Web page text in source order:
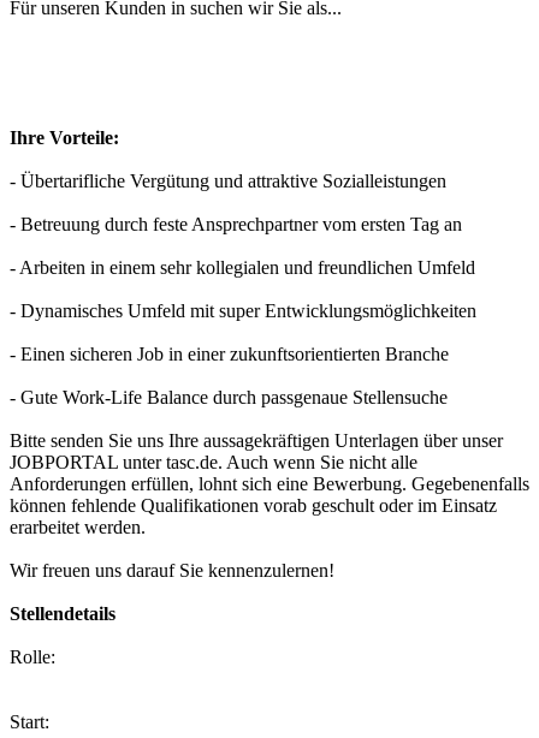
Für unseren Kunden in suchen wir Sie als...
Ihre Vorteile:
- Übertarifliche Vergütung und attraktive Sozialleistungen
- Betreuung durch feste Ansprechpartner vom ersten Tag an
- Arbeiten in einem sehr kollegialen und freundlichen Umfeld
- Dynamisches Umfeld mit super Entwicklungsmöglichkeiten
- Einen sicheren Job in einer zukunftsorientierten Branche
- Gute Work-Life Balance durch passgenaue Stellensuche
Bitte senden Sie uns Ihre aussagekräftigen Unterlagen über unser
JOBPORTAL unter tasc.de. Auch wenn Sie nicht alle
Anforderungen erfüllen, lohnt sich eine Bewerbung. Gegebenenfalls
können fehlende Qualifikationen vorab geschult oder im Einsatz
erarbeitet werden.
Wir freuen uns darauf Sie kennenzulernen!
Stellendetails
Rolle:
Start: